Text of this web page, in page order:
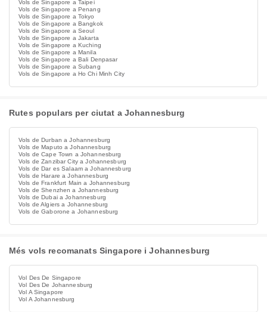
Vols de Singapore a Taipei
Vols de Singapore a Penang
Vols de Singapore a Tokyo
Vols de Singapore a Bangkok
Vols de Singapore a Seoul
Vols de Singapore a Jakarta
Vols de Singapore a Kuching
Vols de Singapore a Manila
Vols de Singapore a Bali Denpasar
Vols de Singapore a Subang
Vols de Singapore a Ho Chi Minh City
Rutes populars per ciutat a Johannesburg
Vols de Durban a Johannesburg
Vols de Maputo a Johannesburg
Vols de Cape Town a Johannesburg
Vols de Zanzibar City a Johannesburg
Vols de Dar es Salaam a Johannesburg
Vols de Harare a Johannesburg
Vols de Frankfurt Main a Johannesburg
Vols de Shenzhen a Johannesburg
Vols de Dubai a Johannesburg
Vols de Algiers a Johannesburg
Vols de Gaborone a Johannesburg
Més vols recomanats Singapore i Johannesburg
Vol Des De Singapore
Vol Des De Johannesburg
Vol A Singapore
Vol A Johannesburg